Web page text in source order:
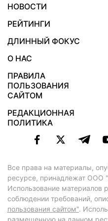
НОВОСТИ
РЕЙТИНГИ
ДЛИННЫЙ ФОКУС
О НАС
ПРАВИЛА
ПОЛЬЗОВАНИЯ
САЙТОМ
РЕДАКЦИОННАЯ
ПОЛИТИКА
Все права на материалы,
ресурсе, принадлежат
Использование материалов
соблюдении требований,
пользования сайтом".
размещенную на данном